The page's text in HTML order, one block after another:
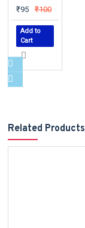
₹95 ₹100
Add to
Cart
Related Products